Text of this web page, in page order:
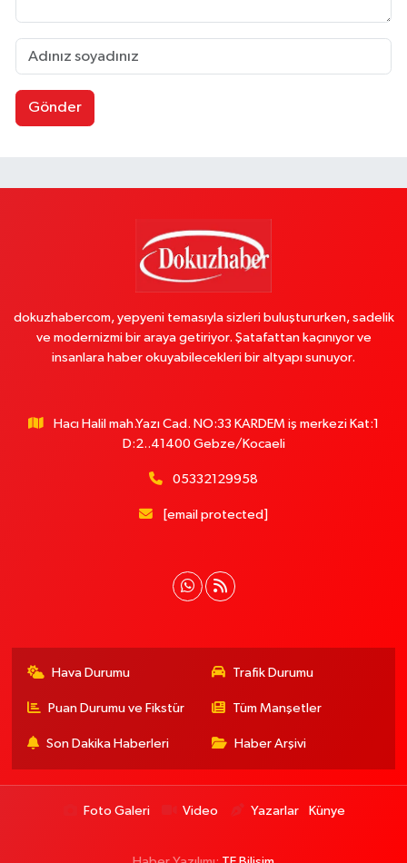
Gönder
dokuzhabercom, yepyeni temasıyla sizleri buluştururken, sadelik
ve modernizmi bir araya getiriyor. Şatafattan kaçınıyor ve
insanlara haber okuyabilecekleri bir altyapı sunuyor.
Hacı Halil mah.Yazı Cad. NO:33 KARDEM iş merkezi Kat:1
D:2..41400 Gebze/Kocaeli
05332129958
[email protected]
Hava Durumu Trafik Durumu
Puan Durumu ve Fikstür Tüm Manşetler
Son Dakika Haberleri Haber Arşivi
Foto Galeri Video Yazarlar Künye